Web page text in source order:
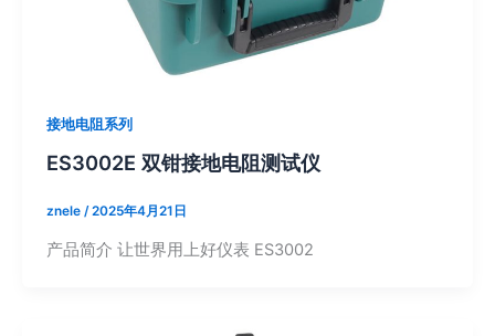
接地电阻系列
ES3002E 双钳接地电阻测试仪
znele /2025年4月21日
产品简介 让世界用上好仪表 ES3002